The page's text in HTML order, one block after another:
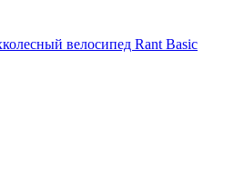
велосипед Rant Basic